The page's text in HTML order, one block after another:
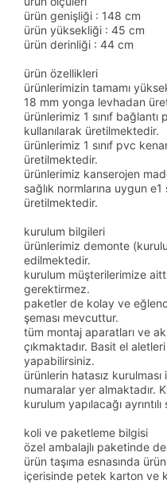
ürün genişliği : 148 cm
ürün yüksekliği : 45 cm
ürün derinliği : 44 cm
ürün özellikleri
ürünlerimizin tamamı
18 mm yonga levhadan
ürünlerimiz 1 sınıf
kullanılarak üretilmektedir.
ürünlerimiz 1 sınıf pvc
üretilmektedir.
ürünlerimiz kanserojen
sağlık normlarına uygun
üretilmektedir.
kurulum bilgileri
ürünlerimiz demonte
edilmektedir.
kurulum müşterilerimize
gerektirmez.
paketler de kolay ve
şeması mevcuttur.
tüm montaj aparatları ve
çıkmaktadır. Basit el
yapabilirsiniz.
ürünlerin hatasız
numaralar yer almaktadır.
kurulum yapılacağı
koli ve paketleme bilgisi
özel ambalajlı paketinde
ürün taşıma esnasında
içerisinde petek karton ve